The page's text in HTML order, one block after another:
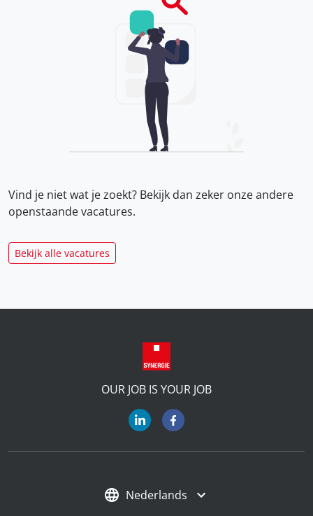
Vind je niet wat je zoekt? Bekijk dan zeker onzeandere
openstaande vacatures.
Bekijk alle vacatures
OUR JOB IS YOUR JOB
Nederlands